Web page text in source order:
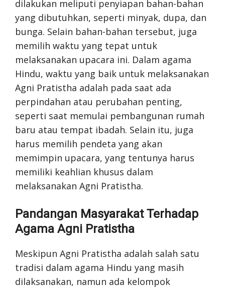
dilakukan meliputi penyiapan bahan-bahan
yang dibutuhkan, seperti minyak, dupa, dan
bunga. Selain bahan-bahan tersebut, juga
memilih waktu yang tepat untuk
melaksanakan upacara ini. Dalam agama
Hindu, waktu yang baik untuk melaksanakan
Agni Pratistha adalah pada saat ada
perpindahan atau perubahan penting,
seperti saat memulai pembangunan rumah
baru atau tempat ibadah. Selain itu, juga
harus memilih pendeta yang akan
memimpin upacara, yang tentunya harus
memiliki keahlian khusus dalam
melaksanakan Agni Pratistha.
Pandangan Masyarakat Terhadap
Agama Agni Pratistha
Meskipun Agni Pratistha adalah salah satu
tradisi dalam agama Hindu yang masih
dilaksanakan, namun ada kelompok